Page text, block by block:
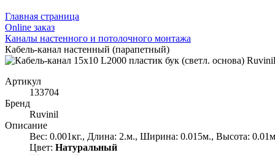
Главная страница
Оnline заказ
Каналы настенного и потолочного монтажа
Кабель-канал настенный (парапетный)
Артикул
133704
Бренд
Ruvinil
Описание
Вес: 0.001кг., Длина: 2.м., Ширина: 0.015м., Высота:
Цвет: Натуральный